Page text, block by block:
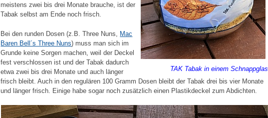
TAK Tabak in einem Schnappglas
meistens zwei bis drei Monate brauche, ist der
Tabak selbst am Ende noch frisch.
Bei den runden Dosen (z.B. Three Nuns, Mac
Baren Bell´s Three Nuns) muss man sich im
Grunde keine Sorgen machen, weil der Deckel
fest verschlossen ist und der Tabak dadurch
etwa zwei bis drei Monate und auch länger
frisch bleibt. Auch in den regulären 100 Gramm Dosen bleibt der Tabak drei bis vier Monate
und länger frisch. Einige habe sogar noch zusätzlich einen Plastikdeckel zum Abdichten.